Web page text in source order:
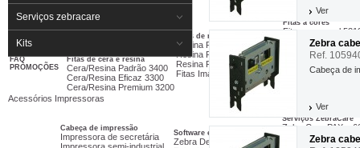
Fitas de Carbono
Notícia
FAQ
PROMOÇÕES
Fitas de cera
Cera Padrão 2300
Fitas de cera e resina
Cera/Resina Padrão 3400
Cera/Resina Eficaz 3300
Cera/Resina Premium 3200
Fitas de resina
Resina Padrão 4800
Resina Premium 5095
Resina Premium Plus 5100
Fitas Image Lock
Fitas á cores
Fitas cera azul
Fitas cera ouro
Fitas cera
Fitas resina
Fitas em cartucho
Cartucho para
Acessórios Impressoras
Cabeça de impressão
Impressora de secretária
Software etiquetas
Zebra Designer
Serviços ZebraCare
ZebraCare PAX e
ZebraCare Xi4,
Serviços zebracare
Kits
Ver
Zebra
Ref.
Cabeça de
Ver
Zebra